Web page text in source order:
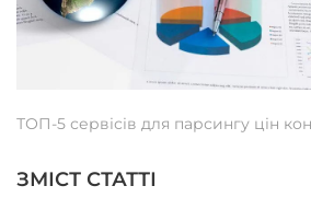
ТОП-5 сервісів для парсингу цін
ЗМІСТ СТАТТІ